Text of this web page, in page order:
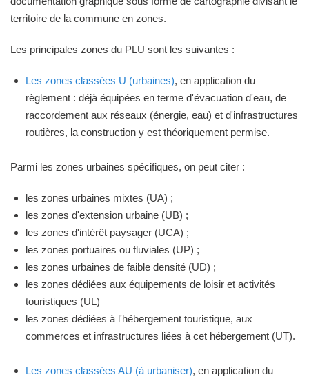
territoire de la commune en zones.
Les principales zones du PLU sont les suivantes :
Les zones classées U (urbaines), en application du
règlement : déjà équipées en terme d'évacuation d'eau, de
raccordement aux réseaux (énergie, eau) et d'infrastructures
routières, la construction y est théoriquement permise.
Parmi les zones urbaines spécifiques, on peut citer :
les zones urbaines mixtes (UA) ;
les zones d'extension urbaine (UB) ;
les zones d'intérêt paysager (UCA) ;
les zones portuaires ou fluviales (UP) ;
les zones urbaines de faible densité (UD) ;
les zones dédiées aux équipements de loisir et activités
touristiques (UL)
les zones dédiées à l'hébergement touristique, aux
commerces et infrastructures liées à cet hébergement (UT).
Les zones classées AU (à urbaniser), en application du